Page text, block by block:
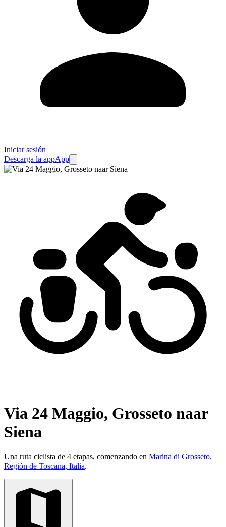
Iniciar sesión
Descarga la appApp
Via 24 Maggio, Grosseto naar
Siena
Una ruta ciclista de 4 etapas, comenzando en Marina di Grosseto,
Región de Toscana, Italia.